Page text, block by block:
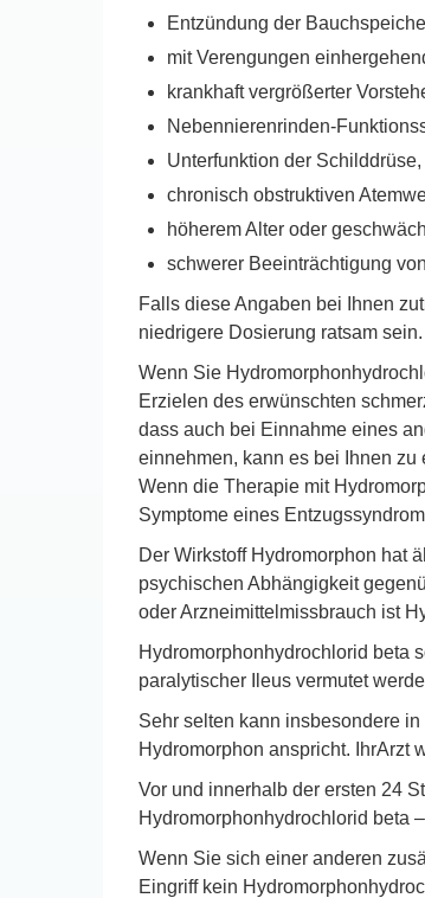
Entzündung der
mit Verengungen
krankhaft vergrößerter
Nebennierenrinden-
Unterfunktion der Schilddrüse,
chronisch obstruktiven
höherem Alter oder
schwerer Beeinträchtigung
Falls diese Angaben bei Ihnen
niedrigere Dosierung ratsam sein.
Wenn Sie
Erzielen des erwünschten
dass auch bei Einnahme eines
einnehmen, kann es bei Ihnen
Wenn die Therapie mit
Symptome eines
Der Wirkstoff Hydromorphon hat
psychischen Abhängigkeit
oder Arzneimittelmissbrauch ist
Hydromorphonhydrochlorid beta
paralytischer Ileus vermutet
Sehr selten kann insbesondere
Hydromorphon anspricht. IhrArzt
Vor und innerhalb der ersten 24
Hydromorphonhydrochlorid beta
Wenn Sie sich einer anderen
Eingriff kein